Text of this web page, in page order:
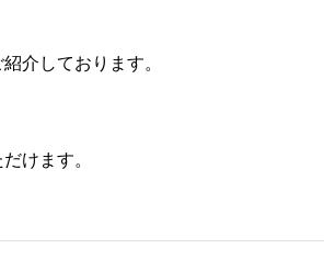
介しております。
けます。